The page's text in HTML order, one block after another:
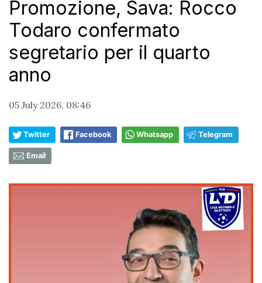
Promozione, Sava: Rocco
Todaro confermato
segretario per il quarto
anno
05 July 2026, 08:46
Twitter Facebook Whatsapp Telegram
Email